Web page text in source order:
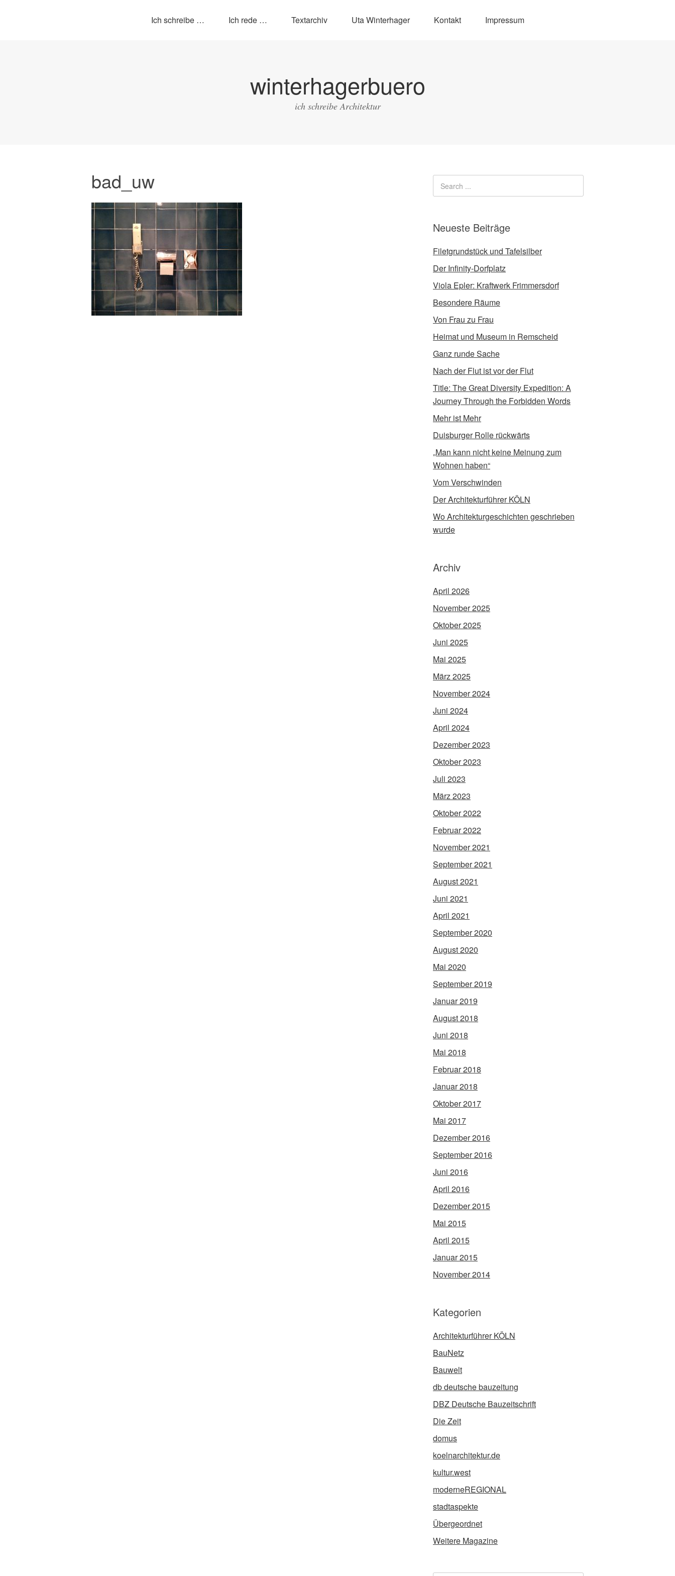
Ich schreibe … Ich rede … Textarchiv Uta Winterhager Kontakt Impressum
winterhagerbuero
ich schreibe Architektur
bad_uw
Neueste Beiträge
Filetgrundstück und Tafelsilber
Der Infinity-Dorfplatz
Viola Epler: Kraftwerk Frimmersdorf
Besondere Räume
Von Frau zu Frau
Heimat und Museum in Remscheid
Ganz runde Sache
Nach der Flut ist vor der Flut
Title: The Great Diversity Expedition: A
Journey Through the Forbidden Words
Mehr ist Mehr
Duisburger Rolle rückwärts
„Man kann nicht keine Meinung zum
Wohnen haben“
Vom Verschwinden
Der Architekturführer KÖLN
Wo Architekturgeschichten geschrieben
wurde
Archiv
April 2026
November 2025
Oktober 2025
Juni 2025
Mai 2025
März 2025
November 2024
Juni 2024
April 2024
Dezember 2023
Oktober 2023
Juli 2023
März 2023
Oktober 2022
Februar 2022
November 2021
September 2021
August 2021
Juni 2021
April 2021
September 2020
August 2020
Mai 2020
September 2019
Januar 2019
August 2018
Juni 2018
Mai 2018
Februar 2018
Januar 2018
Oktober 2017
Mai 2017
Dezember 2016
September 2016
Juni 2016
April 2016
Dezember 2015
Mai 2015
April 2015
Januar 2015
November 2014
Kategorien
Architekturführer KÖLN
BauNetz
Bauwelt
db deutsche bauzeitung
DBZ Deutsche Bauzeitschrift
Die Zeit
domus
koelnarchitektur.de
kultur.west
moderneREGIONAL
stadtaspekte
Übergeordnet
Weitere Magazine